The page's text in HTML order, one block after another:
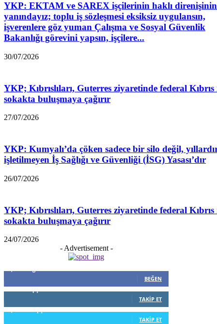
YKP: EKTAM ve SAREX işçilerinin haklı direnişinin
yanındayız; toplu iş sözleşmesi eksiksiz uygulansın,
işverenlere göz yuman Çalışma ve Sosyal Güvenlik
Bakanlığı görevini yapsın, işçilere...
30/07/2026
YKP; Kıbrıslıları, Guterres ziyaretinde federal
sokakta buluşmaya çağırır
27/07/2026
YKP: Kumyalı’da çöken sadece bir silo değil,
işletilmeyen İş Sağlığı ve Güvenliği (İSG) Yasası’dır
26/07/2026
YKP; Kıbrıslıları, Guterres ziyaretinde federal
sokakta buluşmaya çağırır
24/07/2026
- Advertisement -
BEĞEN
TAKIP ET
TAKIP ET